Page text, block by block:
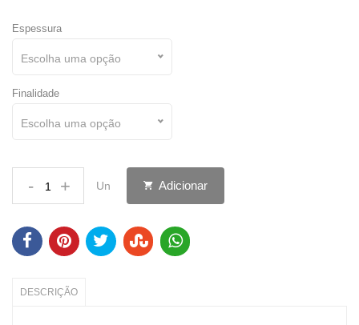
Espessura
Escolha uma opção
Finalidade
Escolha uma opção
- + Un Adicionar
DESCRIÇÃO